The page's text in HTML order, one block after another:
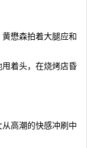
懋森拍着大腿应和
着头，在烧烤店昏
高潮的快感冲刷中